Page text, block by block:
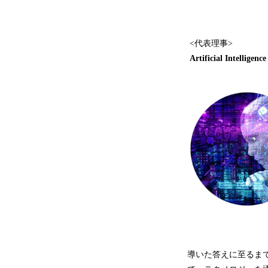
<代表理事>
Artificial
導いた答えに至るま